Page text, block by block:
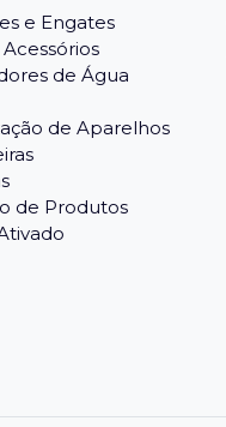
e Engates
de Água
de Aparelhos
de Produtos